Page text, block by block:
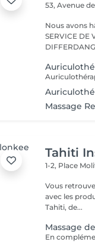
53, Avenue
Nous avons hâte de
SERVICE DE
Massage
Tahiti
1-2, Place
Vous
avec les
Tahiti, de...
Massage
En